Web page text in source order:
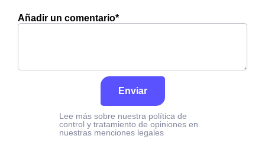
Añadir un comentario*
Enviar
Lee más sobre nuestra política de
control y tratamiento de opiniones en
nuestras menciones legales